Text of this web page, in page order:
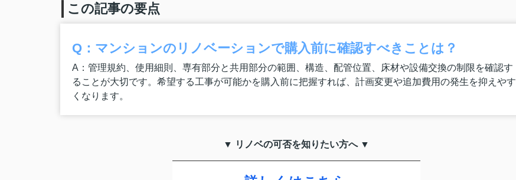
この記事の要点
Q：マンションのリノベーションで購入前に確認すべきことは？
A：管理規約、使用細則、専有部分と共用部分の範囲、構造、配管位置、床材や設備交換の制限を確認す
ることが大切です。希望する工事が可能かを購入前に把握すれば、計画変更や追加費用の発生を抑えやす
くなります。
▼ リノベの可否を知りたい方へ ▼